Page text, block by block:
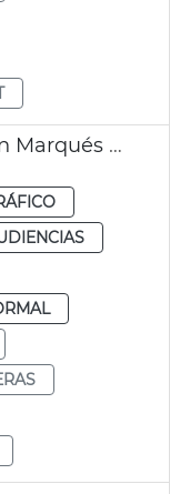
Adjudicación pavimentación Marqués del Turia y calles de València